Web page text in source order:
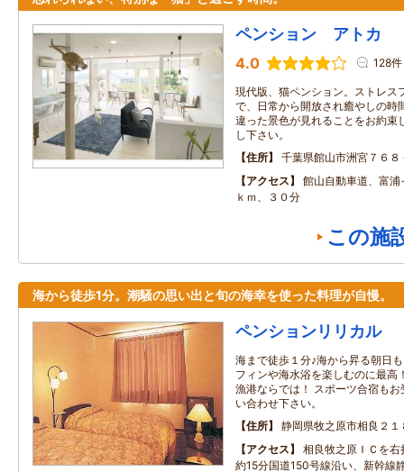
ペンション アトカ
4.0 128件
現代版、猫ペンション。ストレス
で、日常から開放され癒やしの時
違った景色が見れることをお約束
し下さい。
住所
千葉県館山市洲宮７６８
アクセス
館山自動車道、富
ｋｍ、３０分
この施
海から徒歩1分。潮騒の思い出と旬の海幸を使った料理が自慢。
ペンションリリカル
海まで徒歩１分♪海から昇る朝日
フィンや海水浴を楽しむのに最高
漁港ならでは！ スポーツ合宿も
い合わせ下さい。
住所
静岡県牧之原市相良２１
アクセス
相良牧之原ＩＣを
約15分国道150号線沿い、新幹線